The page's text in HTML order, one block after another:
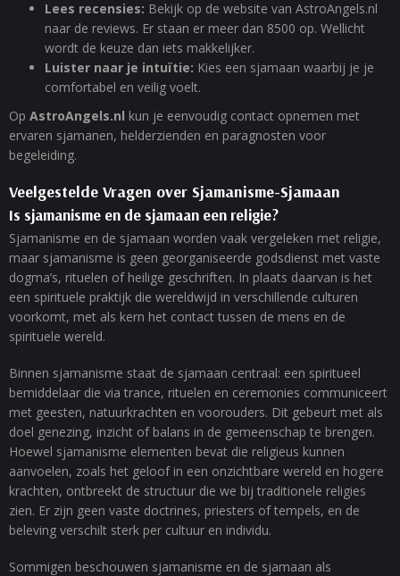
Lees recensies: Bekijk op de website van AstroAngels.nl
naar de reviews. Er staan er meer dan 8500 op. Wellicht
wordt de keuze dan iets makkelijker.
Luister naar je intuïtie: Kies een sjamaan waarbij je je
comfortabel en veilig voelt.
Op AstroAngels.nl kun je eenvoudig contact opnemen met
ervaren sjamanen, helderzienden en paragnosten voor
begeleiding.
Veelgestelde Vragen over Sjamanisme-Sjamaan
Is sjamanisme en de sjamaan een religie?
Sjamanisme en de sjamaan worden vaak vergeleken met religie,
maar sjamanisme is geen georganiseerde godsdienst met vaste
dogma’s, rituelen of heilige geschriften. In plaats daarvan is het
een spirituele praktijk die wereldwijd in verschillende culturen
voorkomt, met als kern het contact tussen de mens en de
spirituele wereld.
Binnen sjamanisme staat de sjamaan centraal: een spiritueel
bemiddelaar die via trance, rituelen en ceremonies communiceert
met geesten, natuurkrachten en voorouders. Dit gebeurt met als
doel genezing, inzicht of balans in de gemeenschap te brengen.
Hoewel sjamanisme elementen bevat die religieus kunnen
aanvoelen, zoals het geloof in een onzichtbare wereld en hogere
krachten, ontbreekt de structuur die we bij traditionele religies
zien. Er zijn geen vaste doctrines, priesters of tempels, en de
beleving verschilt sterk per cultuur en individu.
Sommigen beschouwen sjamanisme en de sjamaan als